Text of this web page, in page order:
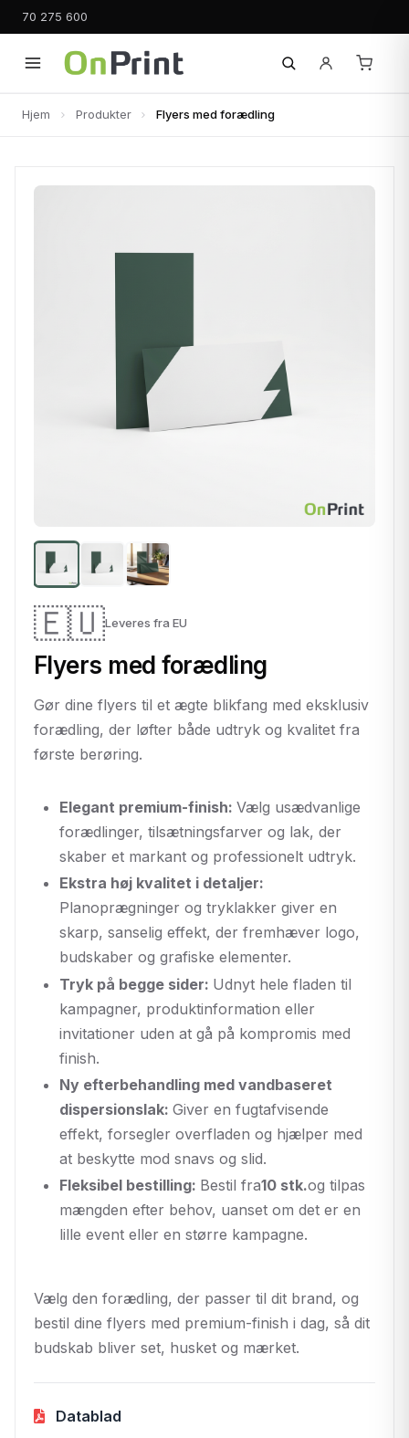
70 275 600
Hjem Produkter Flyers med forædling
🇪🇺Leveres fra EU
Flyers med forædling
Gør dine flyers til et ægte blikfang med eksklusiv
forædling, der løfter både udtryk og kvalitet fra
første berøring.
Elegant premium-finish: Vælg usædvanlige
forædlinger, tilsætningsfarver og lak, der
skaber et markant og professionelt udtryk.
Ekstra høj kvalitet i detaljer:
Planoprægninger og tryklakker giver en
skarp, sanselig effekt, der fremhæver logo,
budskaber og grafiske elementer.
Tryk på begge sider: Udnyt hele fladen til
kampagner, produktinformation eller
invitationer uden at gå på kompromis med
finish.
Ny efterbehandling med vandbaseret
dispersionslak: Giver en fugtafvisende
effekt, forsegler overfladen og hjælper med
at beskytte mod snavs og slid.
Fleksibel bestilling: Bestil fra10 stk.og tilpas
mængden efter behov, uanset om det er en
lille event eller en større kampagne.
Vælg den forædling, der passer til dit brand, og
bestil dine flyers med premium-finish i dag, så dit
budskab bliver set, husket og mærket.
Datablad